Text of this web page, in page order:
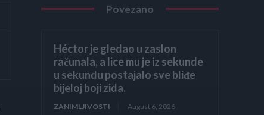
Povezano
Héctor je gledao u zaslon
računala, a lice mu je iz sekunde
u sekundu postajalo sve bliđe
bijeloj boji zida.
ZANIMLJIVOSTI August 6, 2026